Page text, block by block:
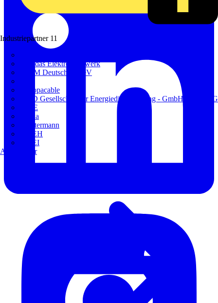
Industriepartner 11
de - das Elektrohandwerk
ETIM Deutschland eV
Europacable
GED Gesellschaft für Energiedienstleistung - GmbH & Co. KG
VDE
Weka
Westermann
ZVEH
ZVEI
Alle Partner